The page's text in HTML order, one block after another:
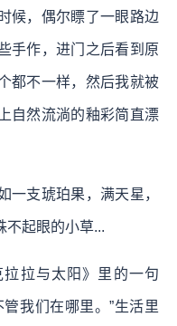
候，偶尔瞟了一眼路边
手作，进门之后看到原
都不一样，然后我就被
自然流淌的釉彩简直漂
一支琥珀果，满天星，
不起眼的小草...
拉与太阳》里的一句
我们在哪里。”生活里